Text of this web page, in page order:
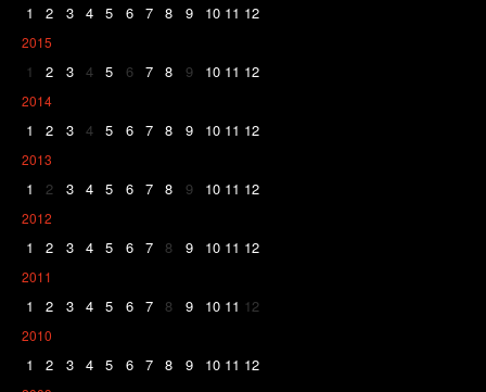
1 2 3 4 5 6 7 8 9 10 11 12
2015
1 2 3 4 5 6 7 8 9 10 11 12
2014
1 2 3 4 5 6 7 8 9 10 11 12
2013
1 2 3 4 5 6 7 8 9 10 11 12
2012
1 2 3 4 5 6 7 8 9 10 11 12
2011
1 2 3 4 5 6 7 8 9 10 11 12
2010
1 2 3 4 5 6 7 8 9 10 11 12